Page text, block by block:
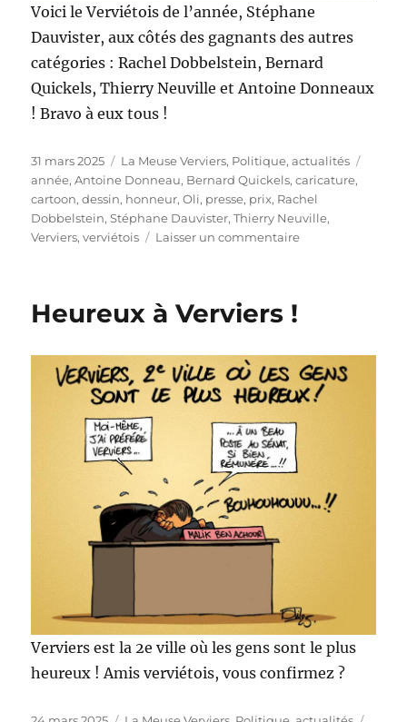
Voici le Verviétois de l’année, Stéphane
Dauvister, aux côtés des gagnants des autres
catégories : Rachel Dobbelstein, Bernard
Quickels, Thierry Neuville et Antoine Donneaux
! Bravo à eux tous !
Publié
le
31 mars 2025 Catégories
La Meuse Verviers, Politique, actualités
année,Antoine Donneau, Bernard Quickels,caricature,
cartoon,dessin, honneur,Oli, presse, prix, Rachel
Dobbelstein,Stéphane Dauvister,Thierry Neuville,
Verviers,verviétois Laisser un commentairesur
Heureux à Verviers !
Verviers est la 2e ville où les gens sont le plus
heureux ! Amis verviétois, vous confirmez ?